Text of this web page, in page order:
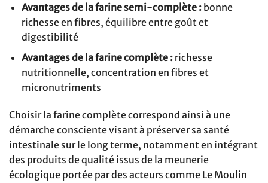
Avantages de la farine semi-complète :bonne
richesse en fibres, équilibre entre goût et
digestibilité
Avantages de la farine complète :richesse
nutritionnelle, concentration en fibres et
micronutriments
Choisir la farine complète correspond ainsi à une
démarche consciente visant à préserver sa santé
intestinale sur le long terme, notamment en intégrant
des produits de qualité issus de la meunerie
écologique portée par des acteurs comme Le Moulin